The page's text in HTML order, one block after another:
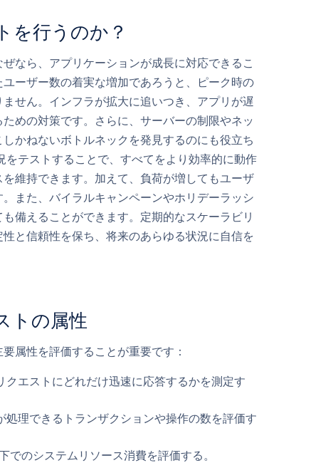
を行うのか？
なら、アプリケーションが成長に対応できるこ
ーザー数の着実な増加であろうと、ピーク時の
せん。インフラが拡大に追いつき、アプリが遅
めの対策です。さらに、サーバーの制限やネッ
かねないボトルネックを発見するのにも役立ち
テストすることで、すべてをより効率的に動作
維持できます。加えて、負荷が増してもユーザ
また、バイラルキャンペーンやホリデーラッシ
備えることができます。定期的なスケーラビリ
と信頼性を保ち、将来のあらゆる状況に自信を
トの属性
属性を評価することが重要です：
クエストにどれだけ迅速に応答するかを測定す
処理できるトランザクションや操作の数を評価す
でのシステムリソース消費を評価する。